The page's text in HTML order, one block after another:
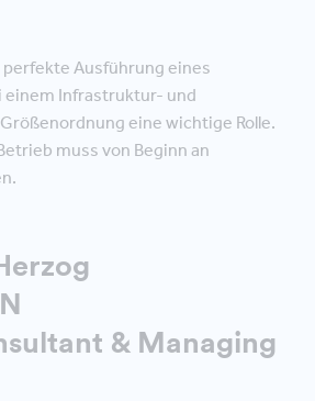
Ausführung eines
einem Infrastruktur- und
eine wichtige Rolle.
muss von Beginn an
& Managing